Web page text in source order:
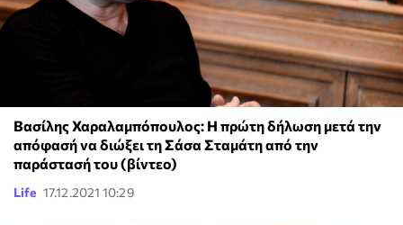
Βασίλης Χαραλαμπόπουλος: Η πρώτη δήλωση μετά την
απόφασή να διώξει τη Σάσα Σταμάτη από την
παράστασή του (βίντεο)
Life 17.12.2021 10:29